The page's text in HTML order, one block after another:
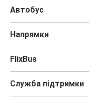
Автобус
Напрямки
FlixBus
Служба підтримки